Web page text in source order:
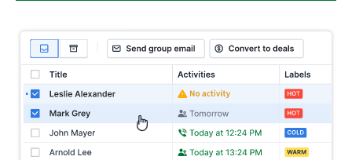
Jedno místo pro všechny vaše prodejní aktivity
Automatizujte a škálujte
Okamžité prodejní reporty